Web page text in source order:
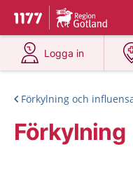
Till startsidan för 1177
Du har valt
Logga in
på 1177.se
Förkylning och
Förkylning